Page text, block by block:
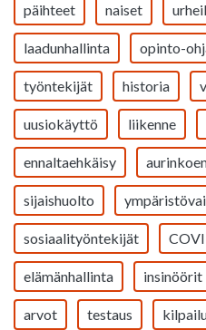
päihteet naiset
laadunhallinta opinto-
työntekijät historia
uusiokäyttö liikenne
ennaltaehkäisy
sijaishuolto
sosiaalityöntekijät
elämänhallinta insinöörit
arvot testaus